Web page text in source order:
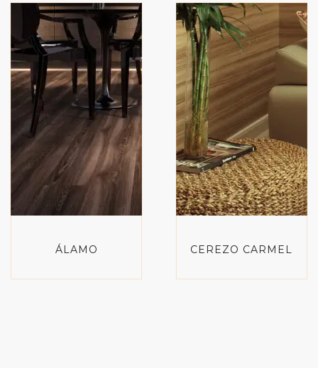
ÁLAMO CEREZO CARMEL